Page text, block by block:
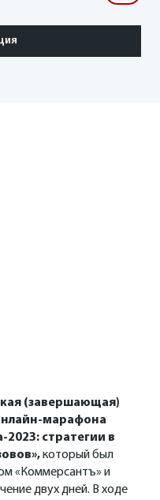
(завершающая)
марафона
стратегии в
который был
«Коммерсантъ» и
двух дней. В ходе